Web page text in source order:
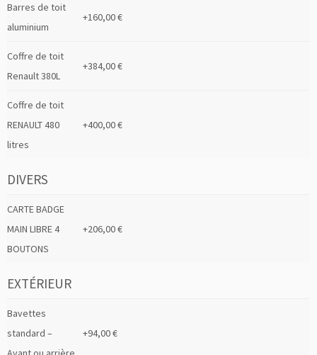
Barres de toit
aluminium
+160,00 €
Coffre de toit
Renault 380L
+384,00 €
Coffre de toit
RENAULT 480
litres
+400,00 €
DIVERS
CARTE BADGE
MAIN LIBRE 4
BOUTONS
+206,00 €
EXTÉRIEUR
Bavettes
standard –
+94,00 €